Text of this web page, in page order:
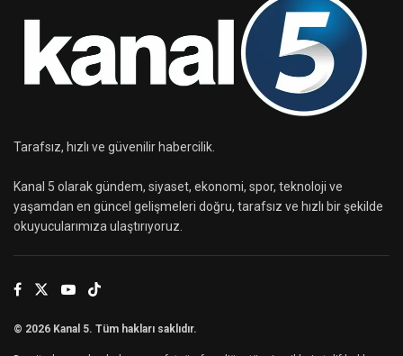
Tarafsız, hızlı ve güvenilir habercilik.
Kanal 5 olarak gündem, siyaset, ekonomi, spor, teknoloji ve
yaşamdan en güncel gelişmeleri doğru, tarafsız ve hızlı bir şekilde
okuyucularımıza ulaştırıyoruz.
© 2026 Kanal 5. Tüm hakları saklıdır.